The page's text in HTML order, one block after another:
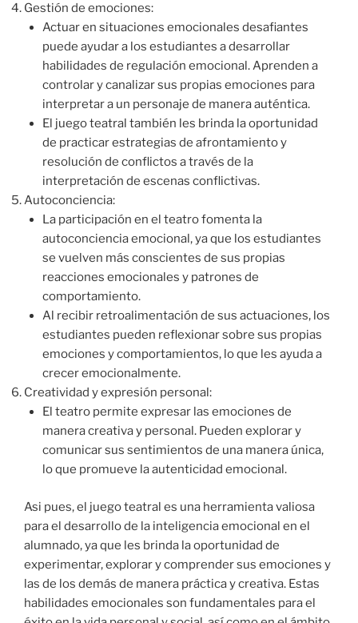
Gestión de emociones:
Actuar en situaciones emocionales desafiantes
puede ayudar a los estudiantes a desarrollar
habilidades de regulación emocional. Aprenden a
controlar y canalizar sus propias emociones para
interpretar a un personaje de manera auténtica.
El juego teatral también les brinda la oportunidad
de practicar estrategias de afrontamiento y
resolución de conflictos a través de la
interpretación de escenas conflictivas.
Autoconciencia:
La participación en el teatro fomenta la
autoconciencia emocional, ya que los estudiantes
se vuelven más conscientes de sus propias
reacciones emocionales y patrones de
comportamiento.
Al recibir retroalimentación de sus actuaciones, los
estudiantes pueden reflexionar sobre sus propias
emociones y comportamientos, lo que les ayuda a
crecer emocionalmente.
Creatividad y expresión personal:
El teatro permite expresar las emociones de
manera creativa y personal. Pueden explorar y
comunicar sus sentimientos de una manera única,
lo que promueve la autenticidad emocional.
Asi pues, el juego teatral es una herramienta valiosa
para el desarrollo de la inteligencia emocional en el
alumnado, ya que les brinda la oportunidad de
experimentar, explorar y comprender sus emociones y
las de los demás de manera práctica y creativa. Estas
habilidades emocionales son fundamentales para el